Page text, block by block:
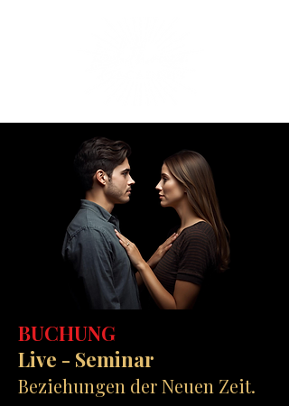
BUCHUNG
Live - Seminar
Beziehungen der Neuen Zeit.